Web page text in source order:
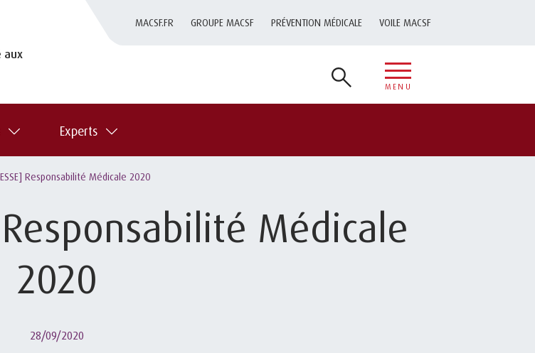
aux
MACSF.FR GROUPE MACSF PRÉVENTION MÉDICALE VOILE MACSF
MENU
Experts
Responsabilité Médicale 2020
Responsabilité Médicale
2020
28/09/2020